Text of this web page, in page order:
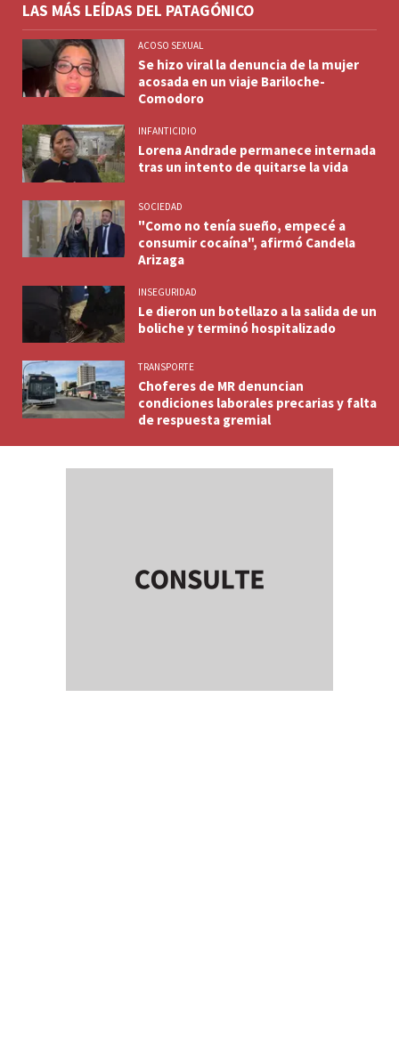
LAS MÁS LEÍDAS DEL PATAGÓNICO
ACOSO SEXUAL
Se hizo viral la denuncia de la mujer
acosada en un viaje Bariloche-
Comodoro
INFANTICIDIO
Lorena Andrade permanece internada
tras un intento de quitarse la vida
SOCIEDAD
"Como no tenía sueño, empecé a
consumir cocaína", afirmó Candela
Arizaga
INSEGURIDAD
Le dieron un botellazo a la salida de un
boliche y terminó hospitalizado
TRANSPORTE
Choferes de MR denuncian
condiciones laborales precarias y falta
de respuesta gremial